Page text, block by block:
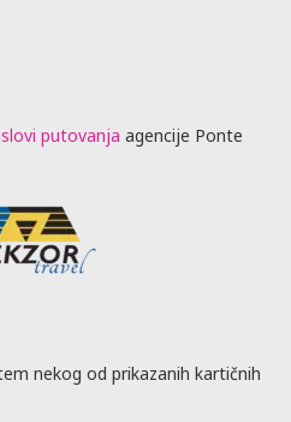
putovanja agencije Ponte
nekog od prikazanih kartičnih